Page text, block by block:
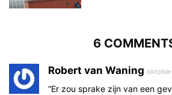
6
Robert van Waning
“Er zou sprake zijn van een